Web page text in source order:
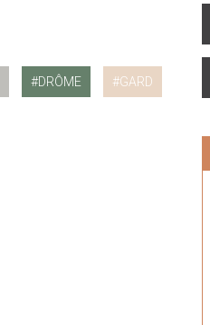
DRÔME GARD